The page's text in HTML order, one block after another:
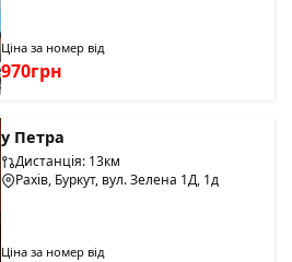
Ціна за номер від
970грн
у Петра
Дистанція: 13км
Рахів, Буркут, вул. Зелена 1Д, 1д
Ціна за номер від